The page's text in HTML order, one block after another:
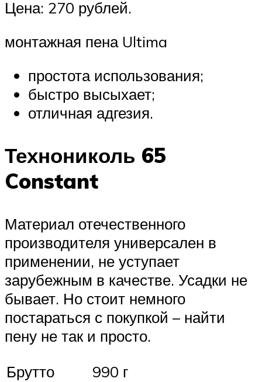
Цена: 270 рублей.
монтажная пена Ultima
простота использования;
быстро высыхает;
отличная адгезия.
Технониколь 65
Constant
Материал отечественного
производителя универсален в
применении, не уступает
зарубежным в качестве. Усадки не
бывает. Но стоит немного
постараться с покупкой – найти
пену не так и просто.
Брутто
990 г